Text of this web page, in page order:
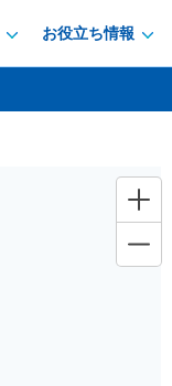
お役立ち情報